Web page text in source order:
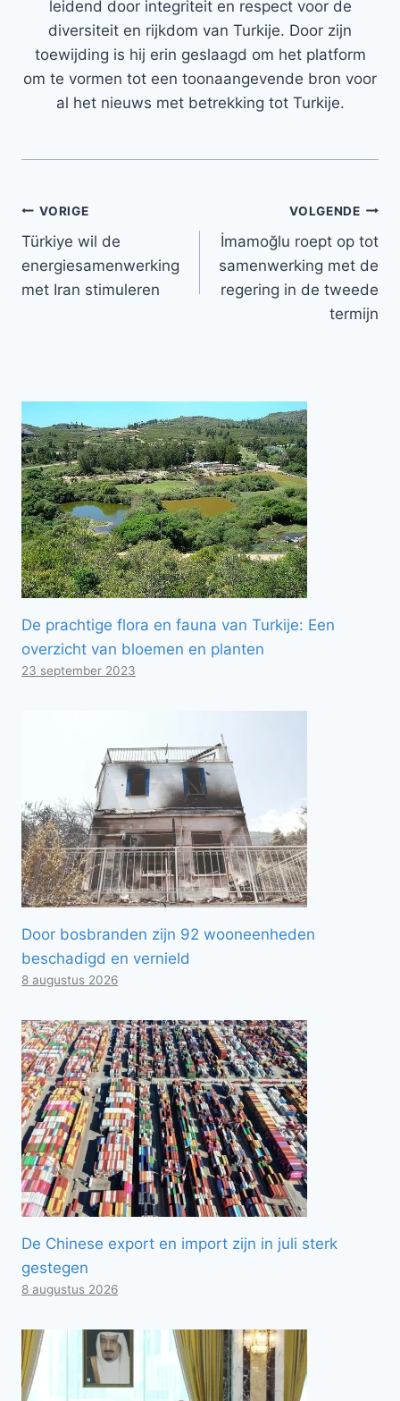
leidend door integriteit en respect voor de
diversiteit en rijkdom van Turkije. Door zijn
toewijding is hij erin geslaagd om het platform
om te vormen tot een toonaangevende bron voor
al het nieuws met betrekking tot Turkije.
Bericht
navigatie
VORIGE
Türkiye wil de
energiesamenwerking
met Iran stimuleren
VOLGENDE
İmamoğlu roept op tot
samenwerking met de
regering in de tweede
termijn
De prachtige flora en fauna van Turkije: Een
overzicht van bloemen en planten
23 september 2023
Door bosbranden zijn 92 wooneenheden
beschadigd en vernield
8 augustus 2026
De Chinese export en import zijn in juli sterk
gestegen
8 augustus 2026